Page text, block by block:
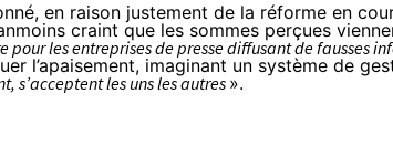
en raison justement de la réforme en
craint que les sommes perçues
les entreprises de presse diffusant de fausses
l’apaisement, imaginant un système de
s’acceptent les uns les autres ».